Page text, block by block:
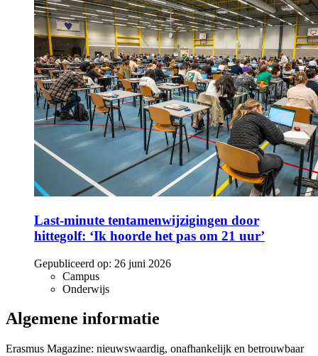
Last-minute tentamenwijzigingen door
hittegolf: ‘Ik hoorde het pas om 21 uur’
Gepubliceerd op: 26 juni 2026
Campus
Onderwijs
Algemene informatie
Erasmus Magazine: nieuwswaardig, onafhankelijk en betrouwbaar